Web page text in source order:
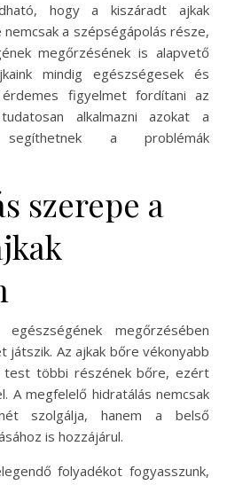
hogy a kiszáradt ajkak
a szépségápolás része,
megőrzésének is alapvető
mindig egészségesek és
érdemes figyelmet fordítani az
alkalmazni azokat a
a problémák
szerepe a
megőrzésében
játszik. Az ajkak bőre vékonyabb
test többi részének bőre, ezért
A megfelelő hidratálás nemcsak
szolgálja, hanem a belső
is hozzájárul.
folyadékot fogyasszunk,